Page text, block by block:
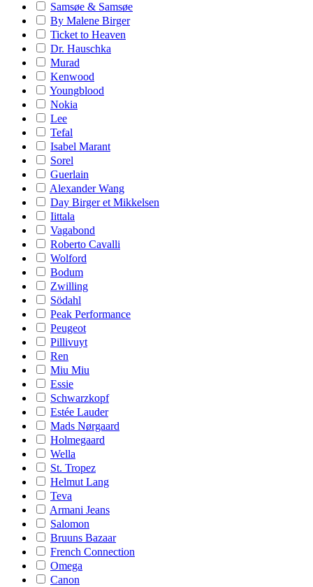
Samsøe & Samsøe
By Malene Birger
Ticket to Heaven
Dr. Hauschka
Murad
Kenwood
Youngblood
Nokia
Lee
Tefal
Isabel Marant
Sorel
Guerlain
Alexander Wang
Day Birger et Mikkelsen
Iittala
Vagabond
Roberto Cavalli
Wolford
Bodum
Zwilling
Södahl
Peak Performance
Peugeot
Pillivuyt
Ren
Miu Miu
Essie
Schwarzkopf
Estée Lauder
Mads Nørgaard
Holmegaard
Wella
St. Tropez
Helmut Lang
Teva
Armani Jeans
Salomon
Bruuns Bazaar
French Connection
Omega
Canon